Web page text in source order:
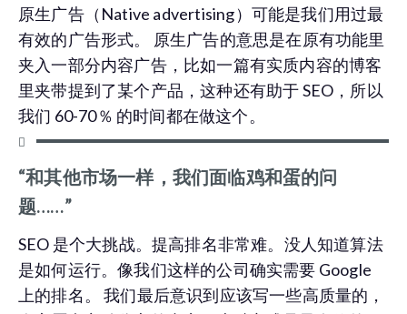
原生广告（Native advertising）可能是我们用过最
有效的广告形式。 原生广告的意思是在原有功能里
夹入一部分内容广告，比如一篇有实质内容的博客
里夹带提到了某个产品，这种还有助于 SEO，所以
我们 60-70％ 的时间都在做这个。
“和其他市场一样，我们面临鸡和蛋的问
题……”
SEO 是个大挑战。提高排名非常难。没人知道算法
是如何运行。像我们这样的公司确实需要 Google
上的排名。 我们最后意识到应该写一些高质量的，